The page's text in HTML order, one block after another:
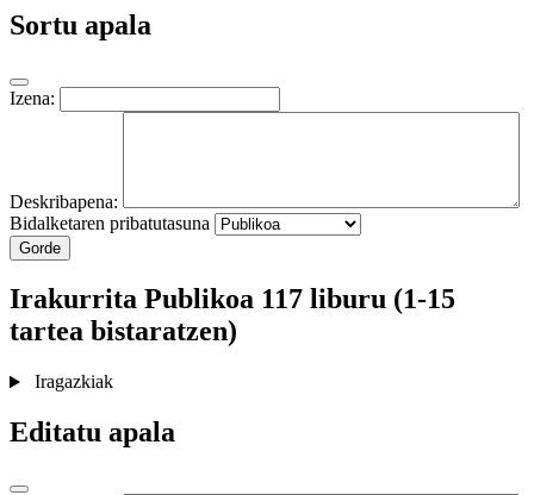
Sortu apala
Izena:
Deskribapena:
Bidalketaren pribatutasuna
Gorde
Irakurrita Publikoa 117 liburu (1-15
tartea bistaratzen)
Iragazkiak
Editatu apala